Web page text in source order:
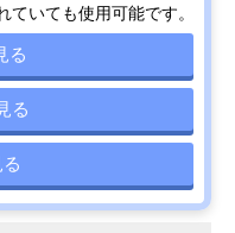
いても使用可能です。
る
る